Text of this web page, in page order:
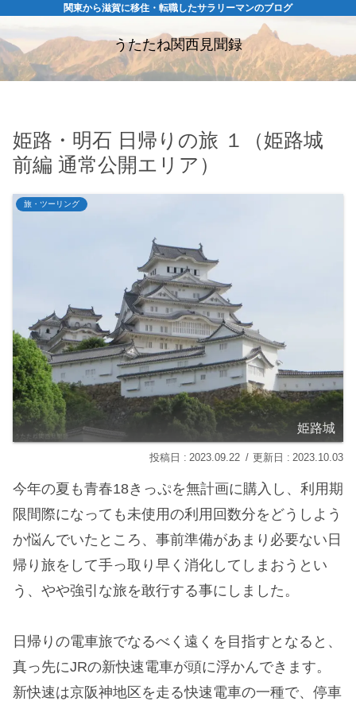
関東から滋賀に移住・転職したサラリーマンのブログ
うたたね関西見聞録
姫路・明石 日帰りの旅 １（姫路城
前編 通常公開エリア）
旅・ツーリング
姫路城
2023.09.22 2023.10.03
今年の夏も青春18きっぷを無計画に購入し、利用期
限間際になっても未使用の利用回数分をどうしよう
か悩んでいたところ、事前準備があまり必要ない日
帰り旅をして手っ取り早く消化してしまおうとい
う、やや強引な旅を敢行する事にしました。
日帰りの電車旅でなるべく遠くを目指すとなると、
真っ先にJRの新快速電車が頭に浮かんできます。
新快速は京阪神地区を走る快速電車の一種で、停車